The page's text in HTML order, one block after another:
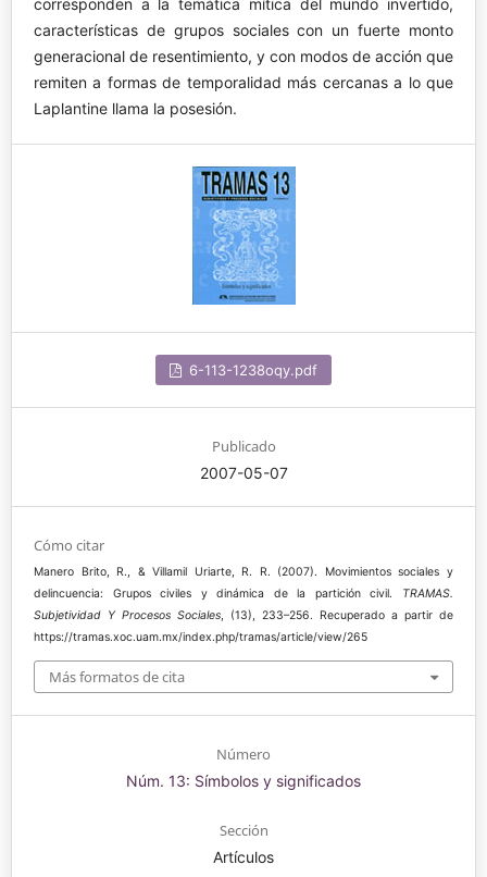
corresponden a la temática mítica del mundo invertido,
características de grupos sociales con un fuerte monto
generacional de resentimiento, y con modos de acción que
remiten a formas de temporalidad más cercanas a lo que
Laplantine llama la posesión.
6-113-1238oqy.pdf
Publicado
2007-05-07
Cómo citar
Manero Brito, R., & Villamil Uriarte, R. R. (2007). Movimientos sociales y
delincuencia: Grupos civiles y dinámica de la partición civil. TRAMAS.
Subjetividad Y Procesos Sociales, (13), 233–256. Recuperado a partir de
https://tramas.xoc.uam.mx/index.php/tramas/article/view/265
Más formatos de cita
Número
Núm. 13: Símbolos y significados
Sección
Artículos